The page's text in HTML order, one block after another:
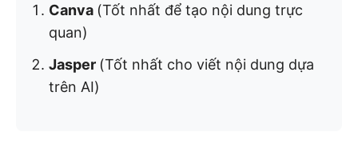
Canva (Tốt nhất để tạo nội dung trực
quan)
Jasper (Tốt nhất cho viết nội dung dựa
trên AI)